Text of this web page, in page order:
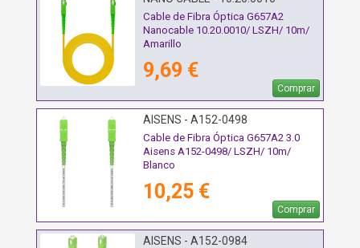
Cable de Fibra Óptica G657A2
Nanocable 10.20.0010/ LSZH/ 10m/
Amarillo
9,69 €
Comprar
AISENS - A152-0498
Cable de Fibra Óptica G657A2 3.0
Aisens A152-0498/ LSZH/ 10m/
Blanco
10,25 €
Comprar
AISENS - A152-0984